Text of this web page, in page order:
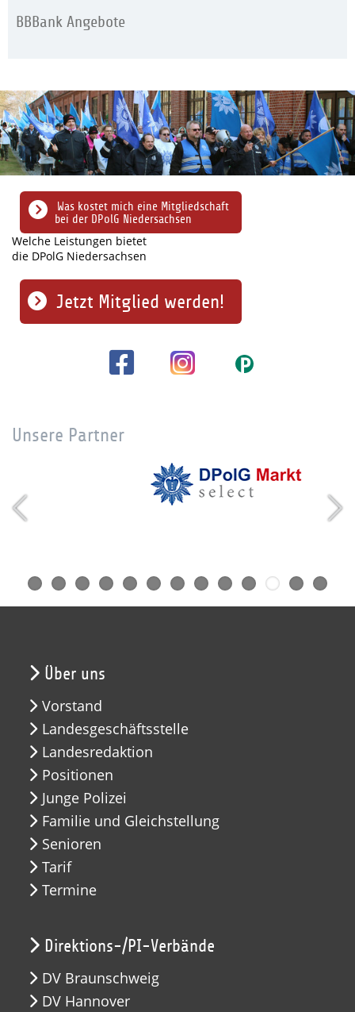
BBBank Angebote
Was kostet mich eine Mitgliedschaft
bei der DPolG Niedersachsen
Welche Leistungen bietet
die DPolG Niedersachsen
Jetzt Mitglied werden!
Unsere Partner
Über uns
Vorstand
Landesgeschäftsstelle
Landesredaktion
Positionen
Junge Polizei
Familie und Gleichstellung
Senioren
Tarif
Termine
Direktions-/PI-Verbände
DV Braunschweig
DV Hannover